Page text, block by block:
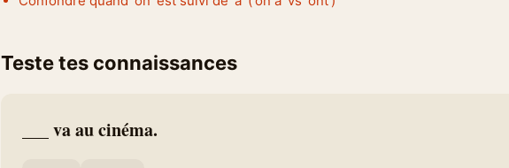
Teste tes connaissances
___ va au cinéma.